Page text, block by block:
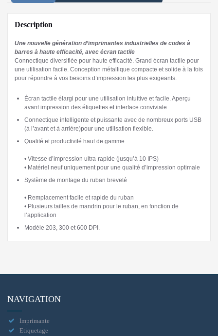
Description
Une nouvelle génération d’imprimantes industrielles de codes à
barres à haute efficacité, avec écran tactile
Connectique diversifiée pour haute efficacité. Grand écran tactile pour
une utilisation facile. Conception métallique compacte et solide à la fois
pour répondre à vos besoins d’impression les plus exigeants.
Écran tactile élargi pour une utilisation intuitive et facile. Aperçu
avant impression des étiquettes et interface conviviale.
Connectique intelligente et puissante avec de nombreux ports USB
(à l’avant et à arrière)pour une utilisation flexible.
Qualité et productivité haut de gamme
• Vitesse d’impression ultra-rapide (jusqu’à 10 IPS)
• Matériel neuf uniquement pour une qualité d’impression optimale
Système de montage du ruban breveté
• Remplacement facile et rapide du ruban
• Plusieurs tailles de mandrin pour le ruban, en fonction de
l’application
Modèle 203, 300 et 600 DPI.
NAVIGATION
Imprimante
Etiquetage